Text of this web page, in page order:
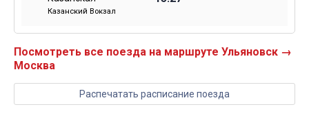
Казанский Вокзал
Посмотреть все поезда на маршруте Ульяновск →
Москва
Распечатать расписание поезда